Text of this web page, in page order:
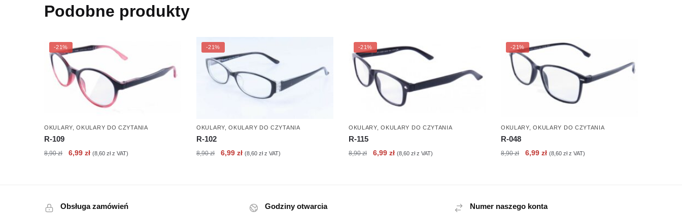
Podobne produkty
-21%
OKULARY,OKULARY DO CZYTANIA
R-109
8,90zł
Pierwotna
6,99złAktualna
(8,60złz VAT)
-21%
OKULARY,OKULARY DO CZYTANIA
R-102
8,90zł
Pierwotna
6,99 złAktualna
(8,60 złz VAT)
-21%
OKULARY,OKULARY DO CZYTANIA
R-115
8,90zł
Pierwotna
6,99 złAktualna
(8,60 złz VAT)
-21%
OKULARY,OKULARY DO CZYTANIA
R-048
8,90zł
Pierwotna
6,99 złAktualna
(8,60 złz VAT)
Obsługa zamówień Godziny otwarcia Numer naszego konta